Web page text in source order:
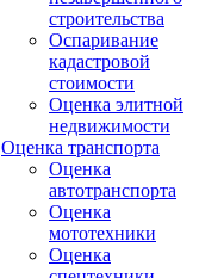
строительства
Оспаривание
кадастровой
стоимости
Оценка элитной
недвижимости
Оценка транспорта
Оценка
автотранспорта
Оценка
мототехники
Оценка